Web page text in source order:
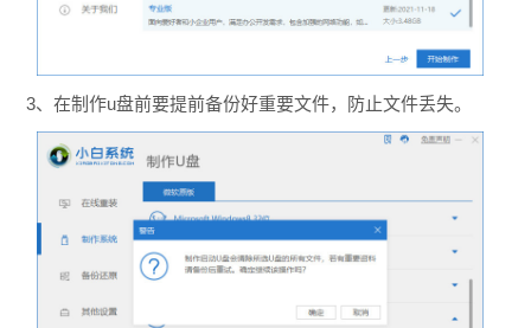
3、在制作u盘前要提前备份好重要文件，防止文件丢失。